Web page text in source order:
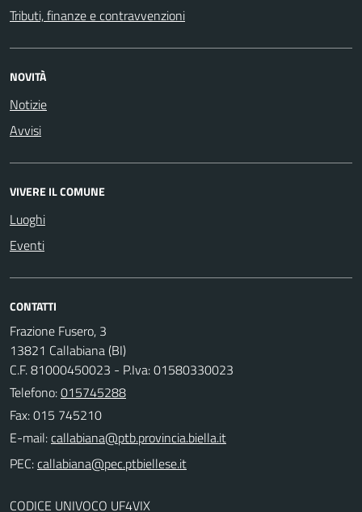
Tributi, finanze e contravvenzioni
NOVITÀ
Notizie
Avvisi
VIVERE IL COMUNE
Luoghi
Eventi
CONTATTI
Frazione Fusero, 3
13821 Callabiana (BI)
C.F. 81000450023 - P.Iva: 01580330023
Telefono:015745288
Fax: 015 745210
E-mail:
PEC:
CODICE UNIVOCO UF4VIX